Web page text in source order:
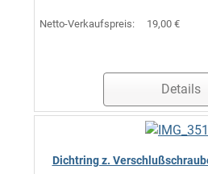
Netto-Verkaufspreis: 19,00 €
Details
Dichtring z.